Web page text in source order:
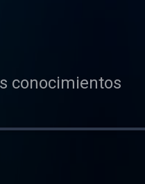
conocimientos